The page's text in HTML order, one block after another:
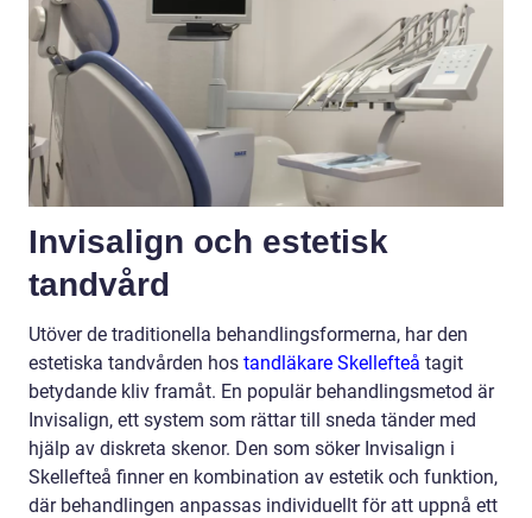
Invisalign och estetisk
tandvård
Utöver de traditionella behandlingsformerna, har den
estetiska tandvården hos tandläkare Skellefteå tagit
betydande kliv framåt. En populär behandlingsmetod är
Invisalign, ett system som rättar till sneda tänder med
hjälp av diskreta skenor. Den som söker Invisalign i
Skellefteå finner en kombination av estetik och funktion,
där behandlingen anpassas individuellt för att uppnå ett